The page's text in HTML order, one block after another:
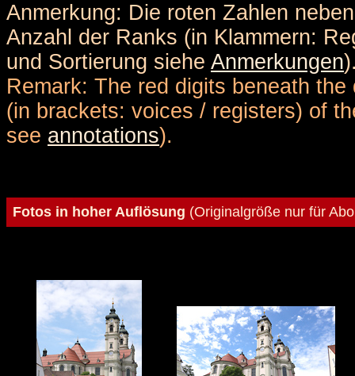
Anmerkung: Die roten Zahlen
Anzahl der Ranks (in Klammern:
und Sortierung siehe Anmerkungen
Remark: The red digits beneath
(in brackets: voices / registers) of
see annotations).
Fotos in hoher Auflösung (Originalgröße nur für